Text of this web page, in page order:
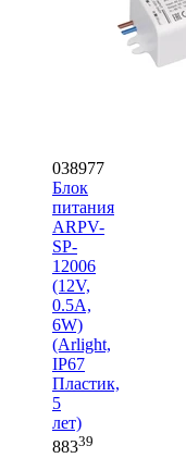
038977
Блок
питания
ARPV-
SP-
12006
(12V,
0.5A,
6W)
(Arlight,
IP67
Пластик,
5
лет)
88339